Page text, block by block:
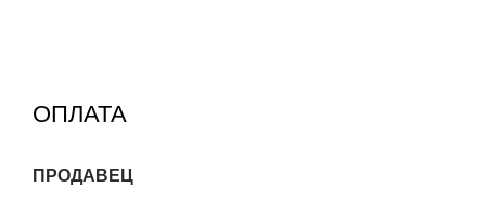
ОПЛАТА
ПРОДАВЕЦ